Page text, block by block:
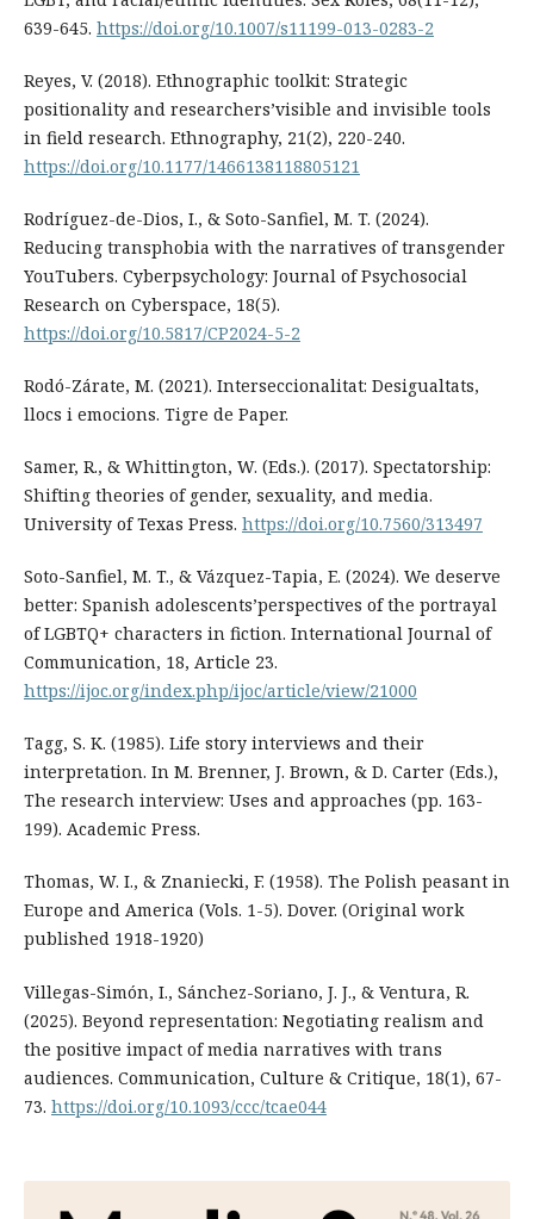
639-645. https://doi.org/10.1007/s11199-013-0283-2
Reyes, V. (2018). Ethnographic toolkit: Strategic
positionality and researchers’visible and invisible tools
in field research. Ethnography, 21(2), 220-240.
https://doi.org/10.1177/1466138118805121
Rodríguez-de-Dios, I., & Soto-Sanfiel, M. T. (2024).
Reducing transphobia with the narratives of transgender
YouTubers. Cyberpsychology: Journal of Psychosocial
Research on Cyberspace, 18(5).
https://doi.org/10.5817/CP2024-5-2
Rodó-Zárate, M. (2021). Interseccionalitat: Desigualtats,
llocs i emocions. Tigre de Paper.
Samer, R., & Whittington, W. (Eds.). (2017). Spectatorship:
Shifting theories of gender, sexuality, and media.
University of Texas Press. https://doi.org/10.7560/313497
Soto-Sanfiel, M. T., & Vázquez-Tapia, E. (2024). We deserve
better: Spanish adolescents’perspectives of the portrayal
of LGBTQ+ characters in fiction. International Journal of
Communication, 18, Article 23.
https://ijoc.org/index.php/ijoc/article/view/21000
Tagg, S. K. (1985). Life story interviews and their
interpretation. In M. Brenner, J. Brown, & D. Carter (Eds.),
The research interview: Uses and approaches (pp. 163-
199). Academic Press.
Thomas, W. I., & Znaniecki, F. (1958). The Polish peasant in
Europe and America (Vols. 1-5). Dover. (Original work
published 1918-1920)
Villegas-Simón, I., Sánchez-Soriano, J. J., & Ventura, R.
(2025). Beyond representation: Negotiating realism and
the positive impact of media narratives with trans
audiences. Communication, Culture & Critique, 18(1), 67-
73. https://doi.org/10.1093/ccc/tcae044